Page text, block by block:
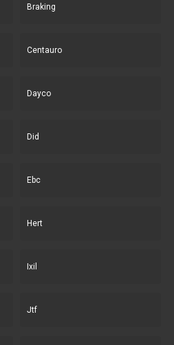
Braking
Centauro
Dayco
Did
Ebc
Hert
Ixil
Jtf